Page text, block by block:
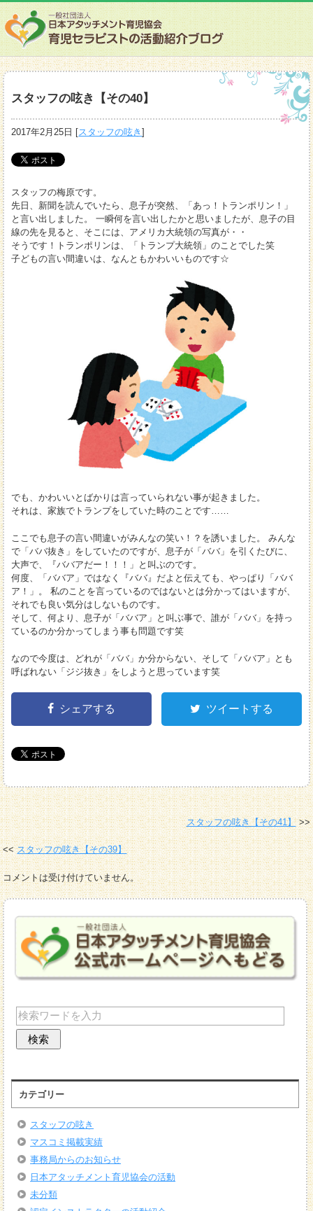
スタッフの呟き【その40】
2017年2月25日 [スタッフの呟き]
スタッフの梅原です。
先日、新聞を読んでいたら、息子が突然、「あっ！トランポリン！」
と言い出しました。 一瞬何を言い出したかと思いましたが、息子の目
線の先を見ると、そこには、アメリカ大統領の写真が・・
そうです！トランポリンは、「トランプ大統領」のことでした笑
子どもの言い間違いは、なんともかわいいものです☆
でも、かわいいとばかりは言っていられない事が起きました。
それは、家族でトランプをしていた時のことです……
ここでも息子の言い間違いがみんなの笑い！？を誘いました。 みんな
で「ババ抜き」をしていたのですが、息子が「ババ」を引くたびに、
大声で、『ババアだー！！！」と叫ぶのです。
何度、「ババア」ではなく『ババ』だよと伝えても、やっぱり「ババ
ア！」。 私のことを言っているのではないとは分かってはいますが、
それでも良い気分はしないものです。
そして、何より、息子が「ババア」と叫ぶ事で、誰が「ババ」を持っ
ているのか分かってしまう事も問題です笑
なので今度は、どれが「ババ」か分からない、そして「ババア」とも
呼ばれない「ジジ抜き」をしようと思っています笑
シェアする ツイートする
スタッフの呟き【その41】
スタッフの呟き【その39】
コメントは受け付けていません。
カテゴリー
スタッフの呟き
マスコミ掲載実績
事務局からのお知らせ
日本アタッチメント育児協会の活動
未分類